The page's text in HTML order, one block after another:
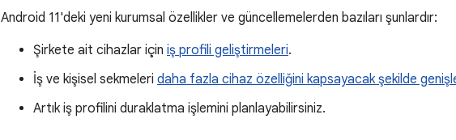
Android 11'deki yeni kurumsal özellikler ve güncellemelerden bazıları şunlardır:
Şirkete ait cihazlar için iş profili geliştirmeleri.
İş ve kişisel sekmeleri daha fazla cihaz özelliğini kapsayacak şekilde
Artık iş profilini duraklatma işlemini planlayabilirsiniz.